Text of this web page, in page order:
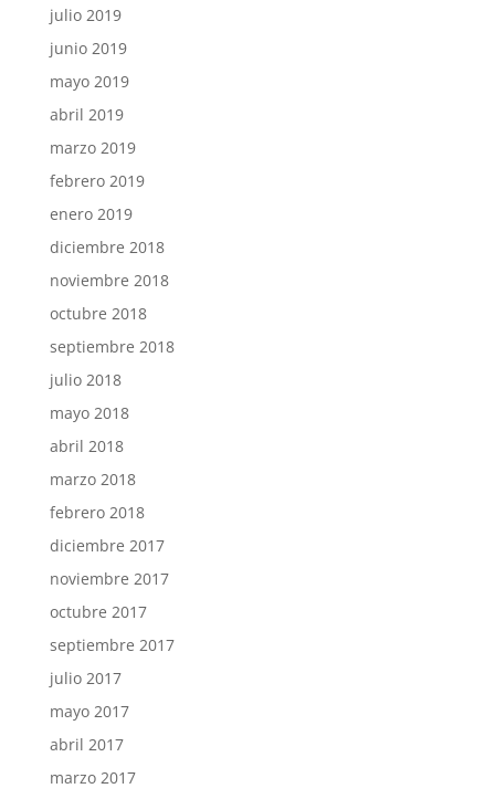
julio 2019
junio 2019
mayo 2019
abril 2019
marzo 2019
febrero 2019
enero 2019
diciembre 2018
noviembre 2018
octubre 2018
septiembre 2018
julio 2018
mayo 2018
abril 2018
marzo 2018
febrero 2018
diciembre 2017
noviembre 2017
octubre 2017
septiembre 2017
julio 2017
mayo 2017
abril 2017
marzo 2017